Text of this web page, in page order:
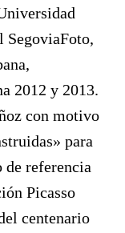
SegoviaFoto,
2012 y 2013.
con motivo
para
referencia
Picasso
centenario